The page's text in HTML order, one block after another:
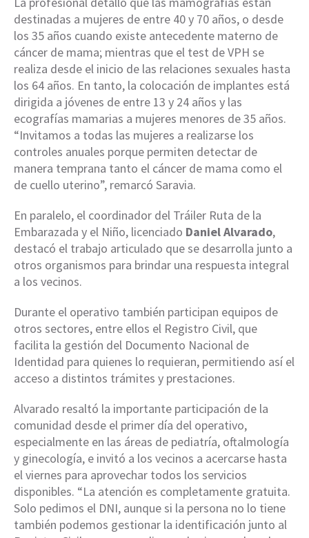
destinadas a mujeres de entre 40 y 70 años, o desde
los 35 años cuando existe antecedente materno de
cáncer de mama; mientras que el test de VPH se
realiza desde el inicio de las relaciones sexuales hasta
los 64 años. En tanto, la colocación de implantes está
dirigida a jóvenes de entre 13 y 24 años y las
ecografías mamarias a mujeres menores de 35 años.
“Invitamos a todas las mujeres a realizarse los
controles anuales porque permiten detectar de
manera temprana tanto el cáncer de mama como el
de cuello uterino”, remarcó Saravia.
En paralelo, el coordinador del Tráiler Ruta de la
Embarazada y el Niño, licenciado Daniel Alvarado,
destacó el trabajo articulado que se desarrolla junto a
otros organismos para brindar una respuesta integral
a los vecinos.
Durante el operativo también participan equipos de
otros sectores, entre ellos el Registro Civil, que
facilita la gestión del Documento Nacional de
Identidad para quienes lo requieran, permitiendo así el
acceso a distintos trámites y prestaciones.
Alvarado resaltó la importante participación de la
comunidad desde el primer día del operativo,
especialmente en las áreas de pediatría, oftalmología
y ginecología, e invitó a los vecinos a acercarse hasta
el viernes para aprovechar todos los servicios
disponibles. “La atención es completamente gratuita.
Solo pedimos el DNI, aunque si la persona no lo tiene
también podemos gestionar la identificación junto al